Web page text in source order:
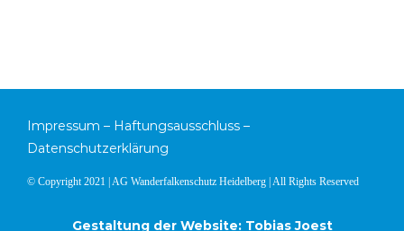
Impressum – Haftungsausschluss –
Datenschutzerklärung
© Copyright 2021 | AG Wanderfalkenschutz Heidelberg | All Rights Reserved
Gestaltung der Website: Tobias Joest